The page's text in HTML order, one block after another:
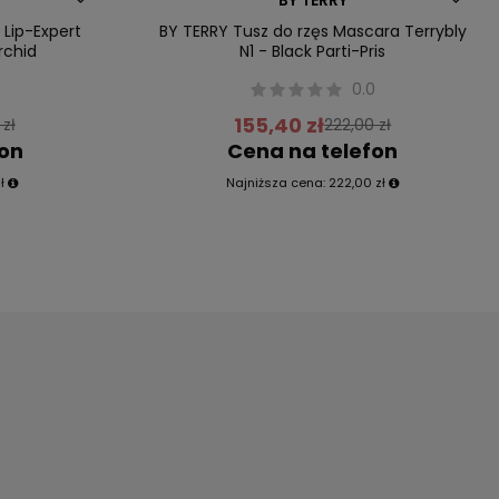
Lip-Expert
BY TERRY Tusz do rzęs Mascara Terrybly
N1 - Black Parti-Pris
0.0
155,40 zł222,00 zł
Cena na telefon
Najniższa cena: 222,00 zł